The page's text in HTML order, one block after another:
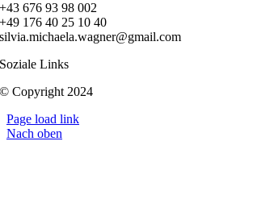
+43 676 93 98 002
+49 176 40 25 10 40
silvia.michaela.wagner@gmail.com
Soziale Links
© Copyright 2024
Page load link
Nach oben